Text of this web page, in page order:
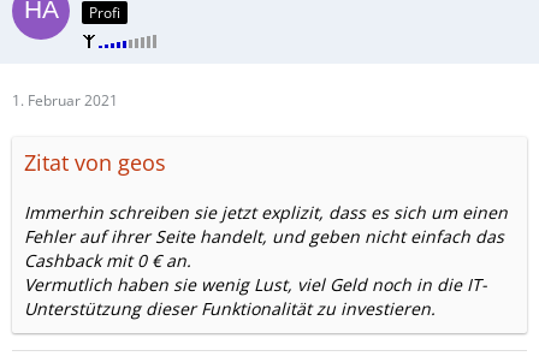
Profi
1. Februar 2021
Zitat von geos
Immerhin schreiben sie jetzt explizit, dass es sich um einen
Fehler auf ihrer Seite handelt, und geben nicht einfach das
Cashback mit 0 € an.
Vermutlich haben sie wenig Lust, viel Geld noch in die IT-
Unterstützung dieser Funktionalität zu investieren.